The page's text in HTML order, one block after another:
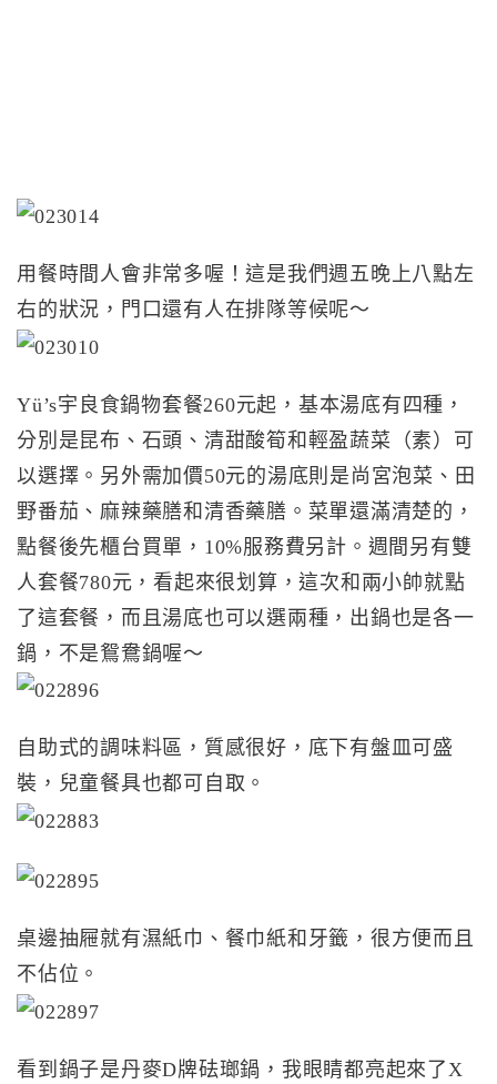
用餐時間人會非常多喔！這是我們週五晚上八點左
右的狀況，門口還有人在排隊等候呢～
Yü’s宇良食鍋物套餐260元起，基本湯底有四種，
分別是昆布、石頭、清甜酸筍和輕盈蔬菜（素）可
以選擇。另外需加價50元的湯底則是尚宮泡菜、田
野番茄、麻辣藥膳和清香藥膳。菜單還滿清楚的，
點餐後先櫃台買單，10%服務費另計。週間另有雙
人套餐780元，看起來很划算，這次和兩小帥就點
了這套餐，而且湯底也可以選兩種，出鍋也是各一
鍋，不是鴛鴦鍋喔～
自助式的調味料區，質感很好，底下有盤皿可盛
裝，兒童餐具也都可自取。
桌邊抽屜就有濕紙巾、餐巾紙和牙籤，很方便而且
不佔位。
看到鍋子是丹麥D牌砝瑯鍋，我眼睛都亮起來了X